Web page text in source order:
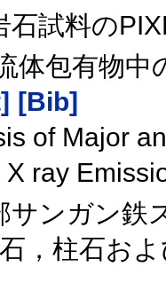
石試料の
体包有物
[Bib]
of Major
ray
サンガン鉄
，柱石お